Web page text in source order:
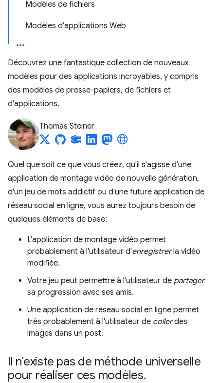
Modèles de fichiers
Modèles d'applications Web
Découvrez une fantastique collection de nouveaux
modèles pour des applications incroyables, y compris
des modèles de presse-papiers, de fichiers et
d'applications.
Thomas Steiner
Quel que soit ce que vous créez, qu'il s'agisse d'une
application de montage vidéo de nouvelle génération,
d'un jeu de mots addictif ou d'une future application de
réseau social en ligne, vous aurez toujours besoin de
quelques éléments de base:
L'application de montage vidéo permet
probablement à l'utilisateur d'enregistrerla vidéo
modifiée.
Votre jeu peut permettre à l'utilisateur de partager
sa progression avec ses amis.
Une application de réseau social en ligne permet
très probablement à l'utilisateur de collerdes
images dans un post.
Il n'existe pas de méthode universelle
pour réaliser ces modèles.